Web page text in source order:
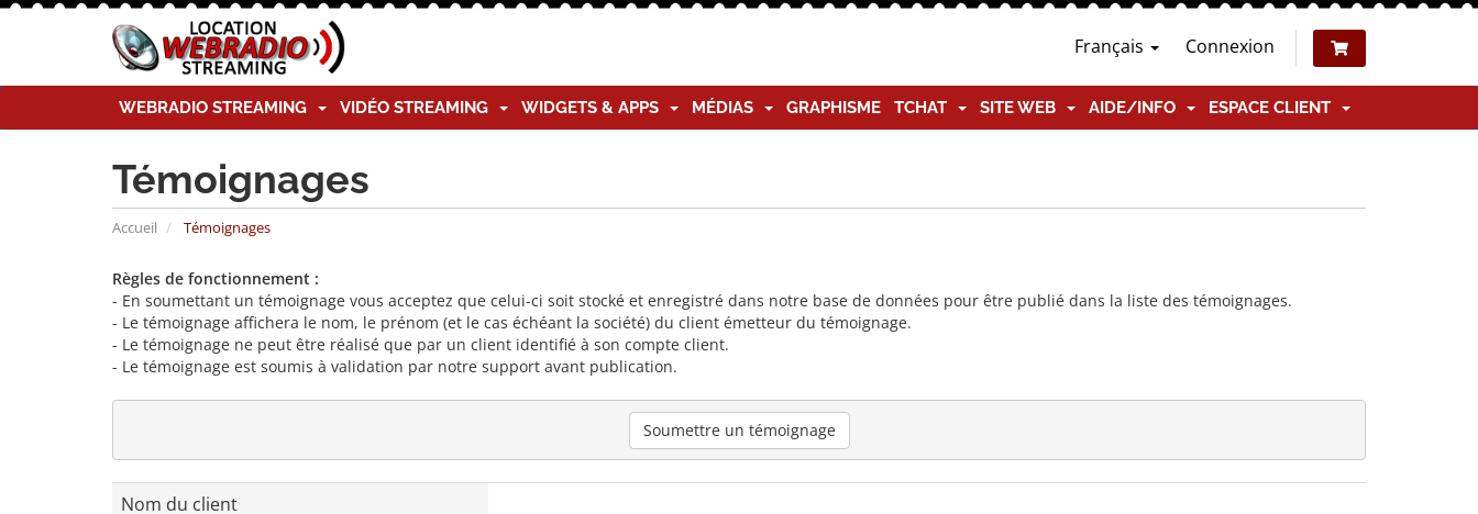
Français Connexion
WEBRADIO STREAMING VIDÉO STREAMING WIDGETS & APPS MÉDIAS GRAPHISME TCHAT SITE WEB AIDE/INFO ESPACE CLIENT
Témoignages
Accueil Témoignages
Règles de fonctionnement :
- En soumettant un témoignage vous acceptez que celui-ci soit stocké et enregistré dans notre base de données pour être publié dans la liste des témoignages.
- Le témoignage affichera le nom, le prénom (et le cas échéant la société) du client émetteur du témoignage.
- Le témoignage ne peut être réalisé que par un client identifié à son compte client.
- Le témoignage est soumis à validation par notre support avant publication.
Soumettre un témoignage
Nom du client